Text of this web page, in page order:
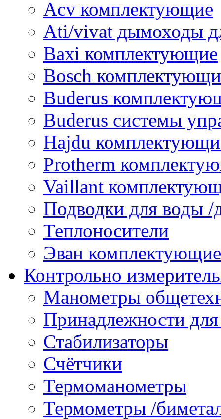
Acv комплектующие
Ati/vivat дымоходы
Baxi комплектующие
Bosch
Buderus
Buderus системы
Hajdu
Protherm
Vaillant
Подводки для воды /
Теплоносители
Эван комплектующие
Контрольно
Манометры
Принадлежности
Стабилизаторы
Счётчики
Термоманометры
Термометры /